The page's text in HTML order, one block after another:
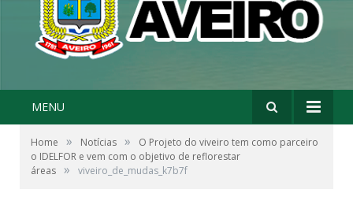
MENU
Home » Notícias »
O Projeto do viveiro tem como parceiro
o IDELFOR e vem com o objetivo de reflorestar
áreas » viveiro_de_mudas_k7b7f